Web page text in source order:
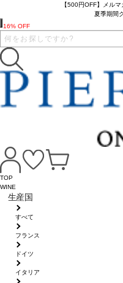
【500円OFF】メル
夏季期間
TOP
WINE
生産国
すべて
フランス
ドイツ
イタリア
16% OFF